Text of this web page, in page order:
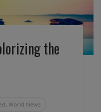
the
, World News